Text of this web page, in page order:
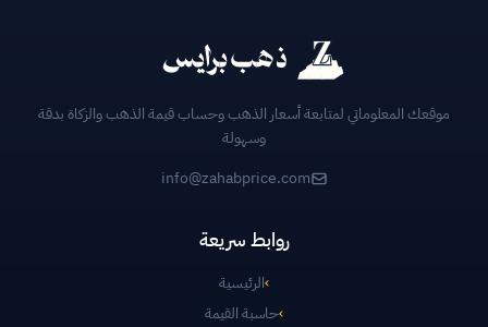
موقعك المعلوماتي لمتابعة أسعار الذهب وحساب قيمة الذهب والزكاة بدقة
وسهولة
info@zahabprice.com
روابط سريعة
›الرئيسية
›حاسبة القيمة